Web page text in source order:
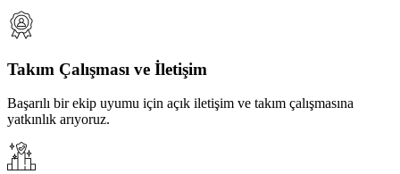
Takım Çalışması ve İletişim
Başarılı bir ekip uyumu için açık iletişim ve takım çalışmasına
yatkınlık arıyoruz.